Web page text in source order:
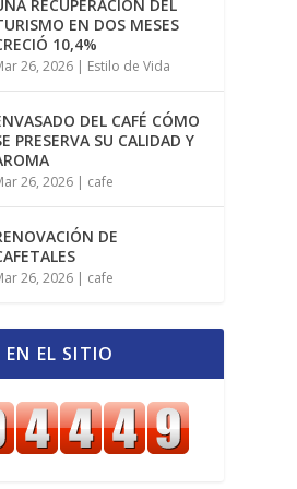
RECUPERACIÓN DEL
EN DOS MESES
10,4%
26, 2026 | Estilo de Vida
DEL CAFÉ CÓMO
PRESERVA SU CALIDAD Y
26, 2026 | cafe
DE
26, 2026 | cafe
EL SITIO